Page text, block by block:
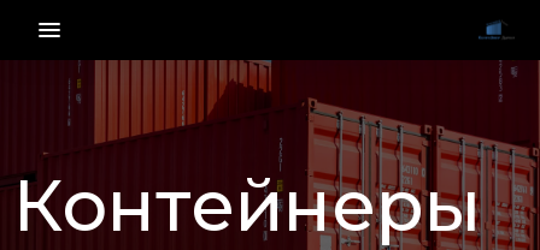
menu_vert
Контейнеры